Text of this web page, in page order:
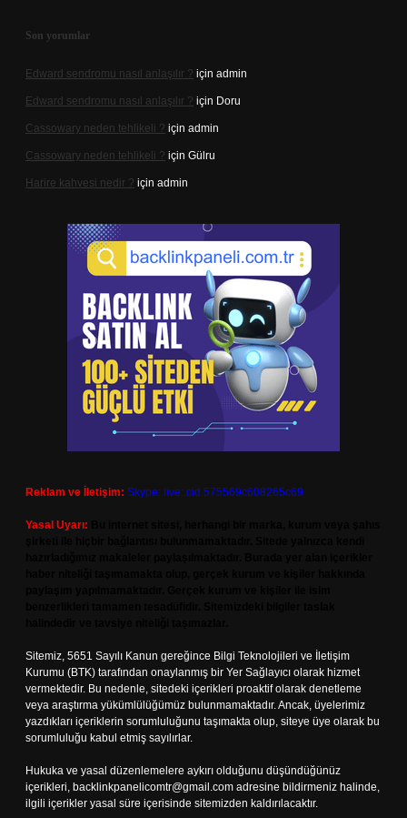
Son yorumlar
Edward sendromu nasıl anlaşılır ? için admin
Edward sendromu nasıl anlaşılır ? için Doru
Cassowary neden tehlikeli ? için admin
Cassowary neden tehlikeli ? için Gülru
Harire kahvesi nedir ? için admin
Reklam ve İletişim: Skype: live:.cid.575569c608265c69
Yasal Uyarı:
Sitemiz, 5651 Sayılı Kanun gereğince Bilgi Teknolojileri ve İletişim
Kurumu (BTK) tarafından onaylanmış bir Yer Sağlayıcı olarak hizmet
vermektedir. Bu nedenle, sitedeki içerikleri proaktif olarak denetleme
veya araştırma yükümlülüğümüz bulunmamaktadır. Ancak, üyelerimiz
yazdıkları içeriklerin sorumluluğunu taşımakta olup, siteye üye olarak bu
sorumluluğu kabul etmiş sayılırlar.
Hukuka ve yasal düzenlemelere aykırı olduğunu düşündüğünüz
içerikleri, backlinkpanelicomtr@gmail.com adresine bildirmeniz halinde,
ilgili içerikler yasal süre içerisinde sitemizden kaldırılacaktır.